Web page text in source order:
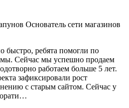
Основатель сети магазинов
быстро, ребята помогли по
Сейчас мы успешно продаем
работаем больше 5 лет.
зафиксировали рост
с старым сайтом. Сейчас у